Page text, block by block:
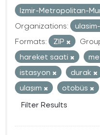
Izmir-Metropolitan-
Organizations:
Formats:
ZIP
hareket saati
istasyon
durak
ulaşım
otobüs
Filter Results